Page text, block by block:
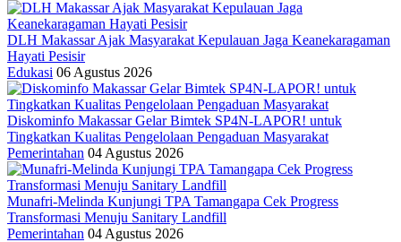
DLH Makassar Ajak Masyarakat Kepulauan Jaga Keanekaragaman
Hayati Pesisir
Edukasi 06 Agustus 2026
Diskominfo Makassar Gelar Bimtek SP4N-LAPOR! untuk
Tingkatkan Kualitas Pengelolaan Pengaduan Masyarakat
Pemerintahan 04 Agustus 2026
Munafri-Melinda Kunjungi TPA Tamangapa Cek Progress
Transformasi Menuju Sanitary Landfill
Pemerintahan 04 Agustus 2026